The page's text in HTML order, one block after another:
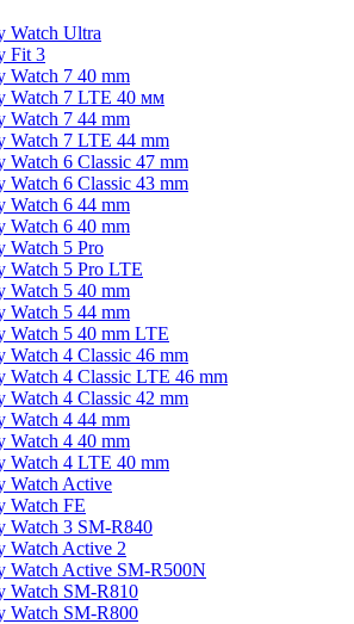
Watch Ultra
Fit 3
Watch 7 40 mm
Watch 7 LTE 40 мм
Watch 7 44 mm
Watch 7 LTE 44 mm
Watch 6 Classic 47 mm
Watch 6 Classic 43 mm
Watch 6 44 mm
Watch 6 40 mm
Watch 5 Pro
Watch 5 Pro LTE
Watch 5 40 mm
Watch 5 44 mm
Watch 5 40 mm LTE
Watch 4 Classic 46 mm
Watch 4 Classic LTE 46 mm
Watch 4 Classic 42 mm
Watch 4 44 mm
Watch 4 40 mm
Watch 4 LTE 40 mm
Watch Active
Watch FE
Watch 3 SM-R840
Watch Active 2
Watch Active SM-R500N
Watch SM-R810
Watch SM-R800